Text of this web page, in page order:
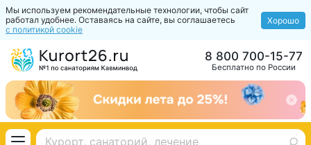
Мы используем рекомендательные технологии, чтобы сайт
работал удобнее. Оставаясь на сайте, вы соглашаетесь
с политикой cookie
Хорошо
Бесплатно по России
8 800 700-15-77